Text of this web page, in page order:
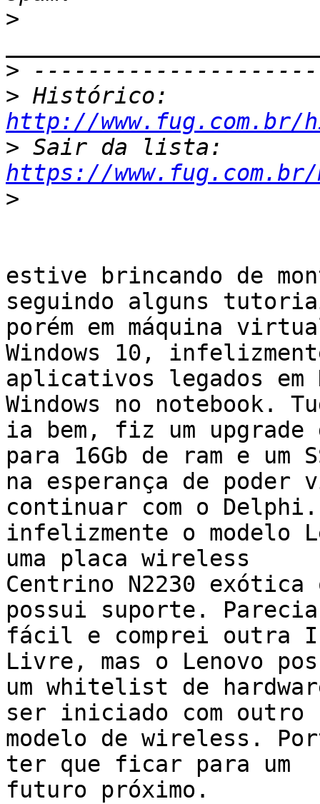
>
>
>
http://
>
https://
>
​estive brincando de
seguindo alguns
porém em máquina
Windows 10,
aplicativos legados em
Windows no notebook.
ia bem, fiz um upgrade
para 16Gb de ram e um
na esperança de
continuar com o
infelizmente o modelo
uma placa wireless
Centrino N2230 exótica
possui suporte. Parecia
fácil e comprei outra
Livre, mas o Lenovo
um whitelist de
ser iniciado com outro
modelo de wireless.
ter que ficar para um
futuro próximo.​